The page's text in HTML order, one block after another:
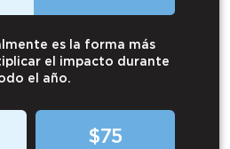
es la forma más
el impacto durante
el año.
$75